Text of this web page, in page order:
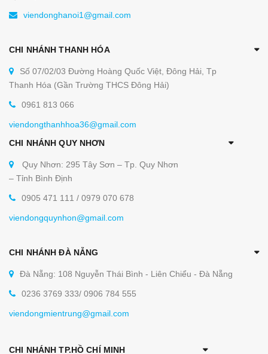
viendonghanoi1@gmail.com
CHI NHÁNH THANH HÓA
Số 07/02/03 Đường Hoàng Quốc Việt, Đông Hải, Tp
Thanh Hóa (Gần Trường THCS Đông Hải)
0961 813 066
viendongthanhhoa36@gmail.com
CHI NHÁNH QUY NHƠN
Quy Nhơn: 295 Tây Sơn – Tp. Quy Nhơn
– Tỉnh Bình Định
0905 471 111 / 0979 070 678
viendongquynhon@gmail.com
CHI NHÁNH ĐÀ NẴNG
Đà Nẵng: 108 Nguyễn Thái Bình - Liên Chiểu - Đà Nẵng
0236 3769 333/ 0906 784 555
viendongmientrung@gmail.com
CHI NHÁNH TP.HỒ CHÍ MINH